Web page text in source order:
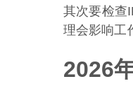
其次要检查
理会影响工
2026